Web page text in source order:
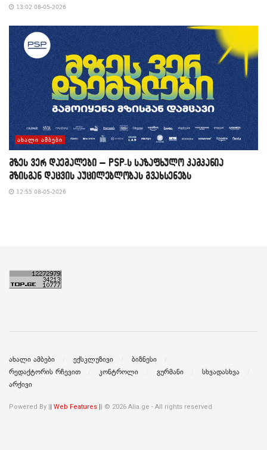
13:02 08-05-2026
ᲐᲮᲐᲚᲘ ᲐᲛᲑᲔᲑᲘ
მზეს ვერ დაემალები – PSP-ს საზაფხულო კამპანია
მზისგან დაცვის აუცილებლობას გვახსენებს
12:55 08-05-2026
ახალი ამბები ექსკლუზივი
ბიზნესი
რედაქტორის რჩევით
კონტროლი გურმანი
სხვადასხვა
არქივი
Powered By || Web Features || © 2026 Alia.ge - All rights reserved